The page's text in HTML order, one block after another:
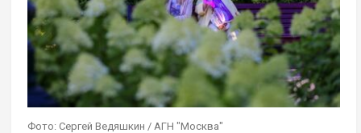
Фото: Сергей Ведяшкин / АГН "Москва"